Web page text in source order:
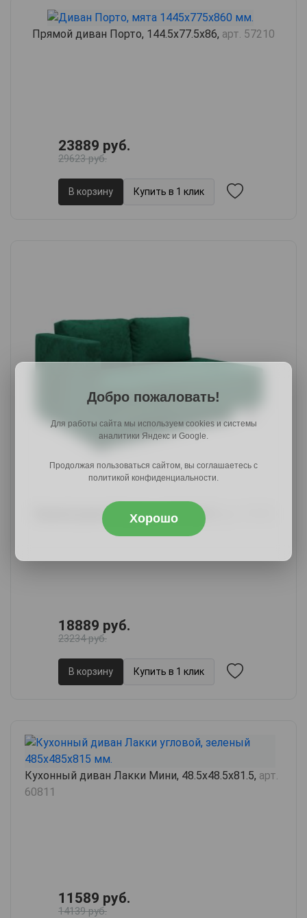
Прямой диван Порто, 144.5х77.5х86, арт. 57210
23889 руб.
29623 руб.
В корзину Купить в 1 клик
Прямой диван Мэдисон, 147х76х71,
18889 руб.
23234 руб.
В корзину Купить в 1 клик
Кухонный диван Лакки Мини, 48.5х48.5х81.5, арт.
60811
11589 руб.
14139 руб.
Добро пожаловать!
Для работы сайта мы используем cookies и системы
аналитики Яндекс и Google.
Продолжая пользоваться сайтом, вы соглашаетесь с
политикой конфиденциальности.
Хорошо